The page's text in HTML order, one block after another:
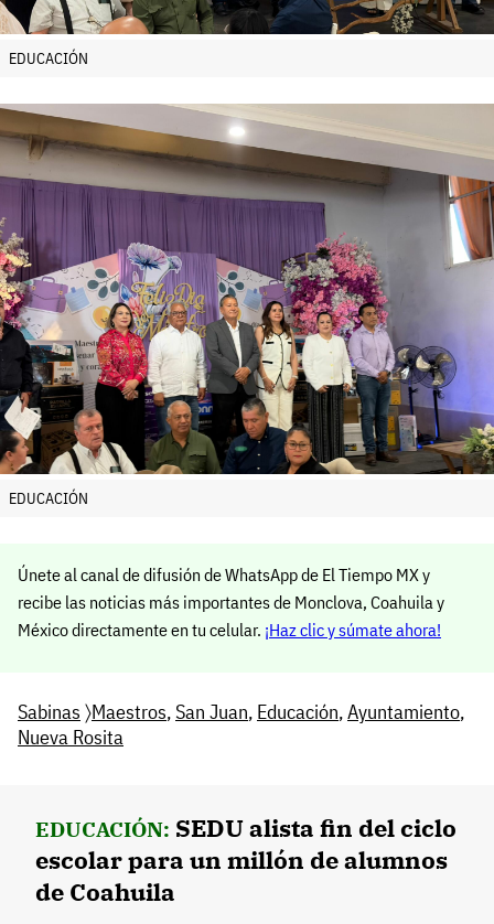
EDUCACIÓN
EDUCACIÓN
Únete al canal de difusión de WhatsApp de El Tiempo MX y
recibe las noticias más importantes de Monclova, Coahuila y
México directamente en tu celular. ¡Haz clic y súmate ahora!
Sabinas 〉Maestros, San Juan, Educación,Ayuntamiento,
Nueva Rosita
EDUCACIÓN: SEDU alista fin del ciclo
escolar para un millón de alumnos
de Coahuila